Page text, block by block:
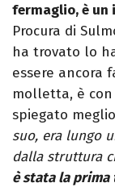
fermaglio, è un
Procura di
ha trovato lo
essere ancora
molletta, è con
spiegato
suo, era lungo
dalla struttura
è stata la prima